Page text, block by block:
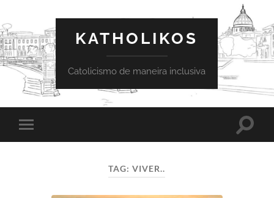
KATHOLIKOS
Catolicismo de maneira inclusiva
Toggle
mobile
Toggle
TAG:VIVER..